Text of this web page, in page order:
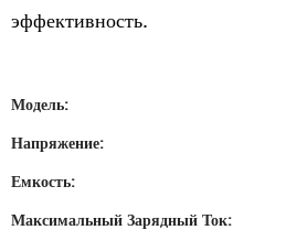
эффективность.
Модель:
Напряжение:
Емкость:
Максимальный Зарядный Ток: